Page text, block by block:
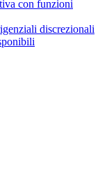
con funzioni
discrezionali